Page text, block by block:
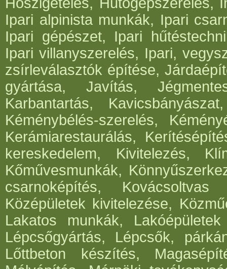
Ipari alpinista munkák, Ipari
Ipari gépészet, Ipari
Ipari villanyszerelés, Ipari,
zsírleválasztók építése,
gyártása, Javítás,
Karbantartás,
Kéménybélés-szerelés,
Kerámiarestaurálás,
kereskedelem, Kivitelezés,
Kőművesmunkák,
csarnoképítés,
Középületek kivitelezése,
Lakatos munkák,
Lépcsőgyártás, Lépcsők,
Lőttbeton készítés,